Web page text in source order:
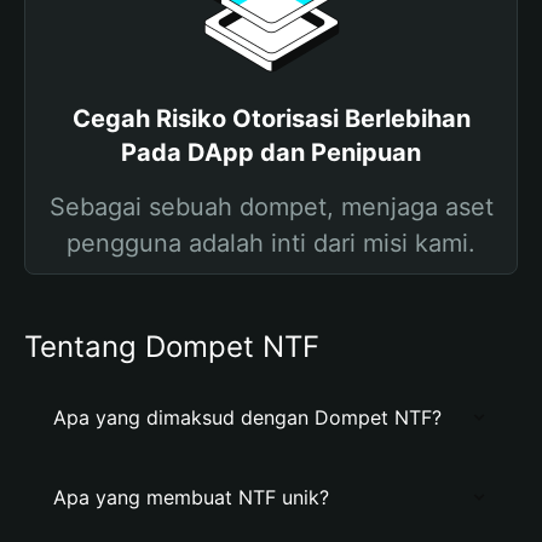
Cegah Risiko Otorisasi Berlebihan
Pada DApp dan Penipuan
Sebagai sebuah dompet, menjaga aset
pengguna adalah inti dari misi kami.
Tentang Dompet NTF
Apa yang dimaksud dengan Dompet NTF?
Apa yang membuat NTF unik?